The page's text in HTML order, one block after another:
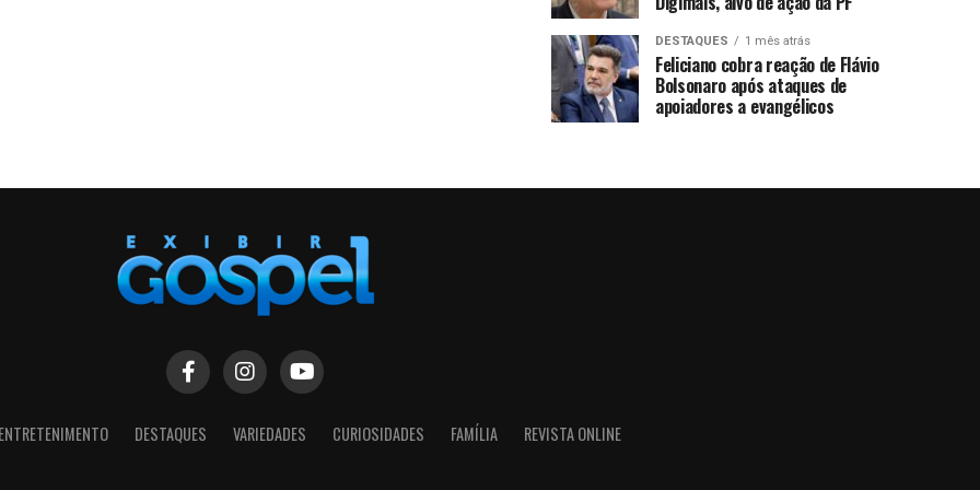
DESTAQUES 1 mês atrás
Feliciano cobra reação de Flávio
Bolsonaro após ataques de
apoiadores a evangélicos
ENTRETENIMENTO DESTAQUES VARIEDADES CURIOSIDADES FAMÍLIA REVISTA ONLINE